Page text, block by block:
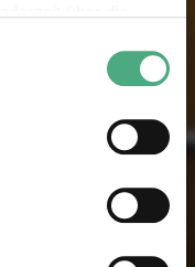
Lage erfassen,
nach bestimmten
persönlichen Daten